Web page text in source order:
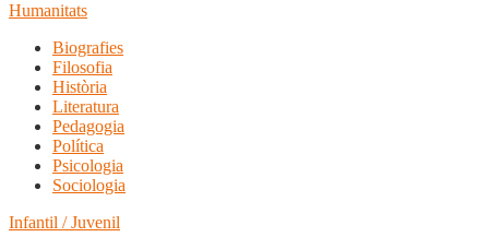
Humanitats
Biografies
Filosofia
Història
Literatura
Pedagogia
Política
Psicologia
Sociologia
Infantil / Juvenil